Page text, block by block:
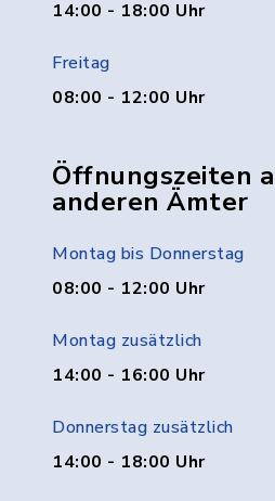
14:00 - 18:00 Uhr
Freitag
08:00 - 12:00 Uhr
Öffnungszeiten
anderen Ämter
Montag bis Donnerstag
08:00 - 12:00 Uhr
Montag zusätzlich
14:00 - 16:00 Uhr
Donnerstag zusätzlich
14:00 - 18:00 Uhr